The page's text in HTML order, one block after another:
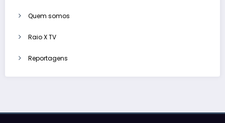
Quem somos
Raio X TV
Reportagens